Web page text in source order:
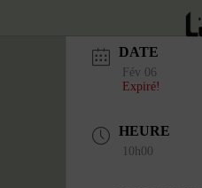
DATE
Fév 06
Expiré!
HEURE
10h00